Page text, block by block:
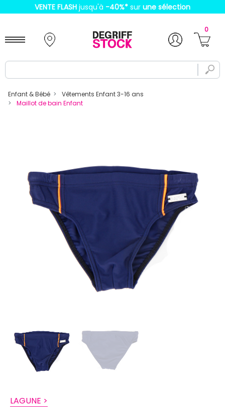
VENTE FLASH jusqu'à -40%* sur une sélection
0
Enfant & Bébé
Vêtements Enfant 3-16 ans
Maillot de bain Enfant
LAGUNE >